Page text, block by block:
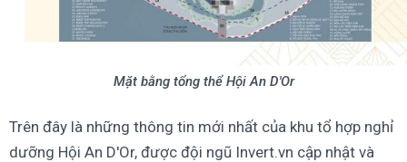
Mặt bằng tổng thể Hội An D'Or
Trên đây là những thông tin mới nhất của khu tổ hợp nghỉ
dưỡng Hội An D'Or, được đội ngũ Invert.vn cập nhật và